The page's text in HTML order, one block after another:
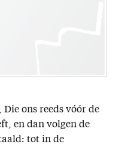
Die ons reeds vóór de
en dan volgen de
tot in de